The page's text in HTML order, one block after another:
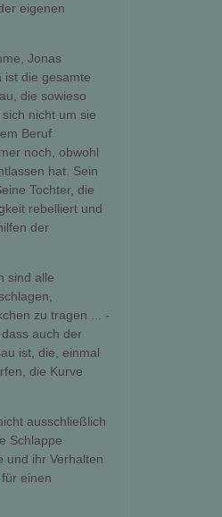
eigenen
Jonas
ist die gesamte
die sowieso
nicht um sie
Beruf
noch, obwohl
hat. Sein
Tochter, die
rebelliert und
der
sind alle
zu tragen ... -
auch der
ist, die, einmal
die Kurve
ausschließlich
Schlappe
und ihr Verhalten
einen